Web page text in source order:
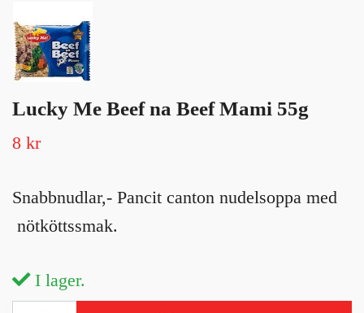
Lucky Me Beef na Beef Mami 55g
8 kr
Snabbnudlar,- Pancit canton nudelsoppa med
nötköttssmak.
I lager.